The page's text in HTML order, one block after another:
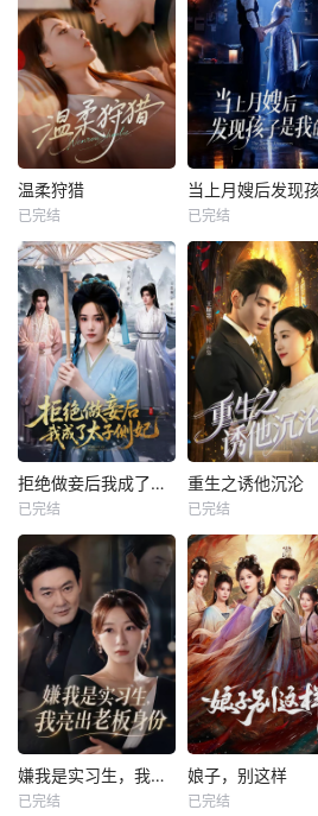
温柔狩猎
已完结 已完结
拒绝做妾后我成了太子侧妃
已完结
重生之诱他沉沦
已完结
嫌我是实习生，我亮出老板身份
已完结
娘子，别这样
已完结